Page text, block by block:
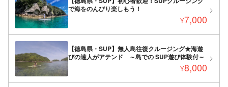
で海をのんびり楽しもう！
¥7,000
【徳島県・SUP】無人島往復クルージング★海遊
びの達人がアテンド ～島での SUP遊び体験付～
¥8,000